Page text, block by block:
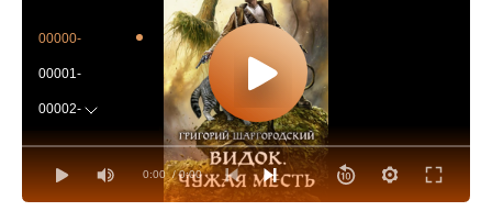
0:00 / 0:00
00000-
00001-
00002-
00003-
00004-